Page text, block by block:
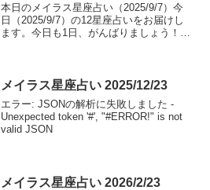
本日のメイラス星座占い（2025/9/7）今
日（2025/9/7）の12星座占いをお届けし
ます。今日も1日、がんばりましょう！牡
メイラス星座占い 2025/12/23
エラー: JSONの解析に失敗しました -
Unexpected token '#', "#ERROR!" is not
valid JSON
メイラス星座占い 2026/2/23